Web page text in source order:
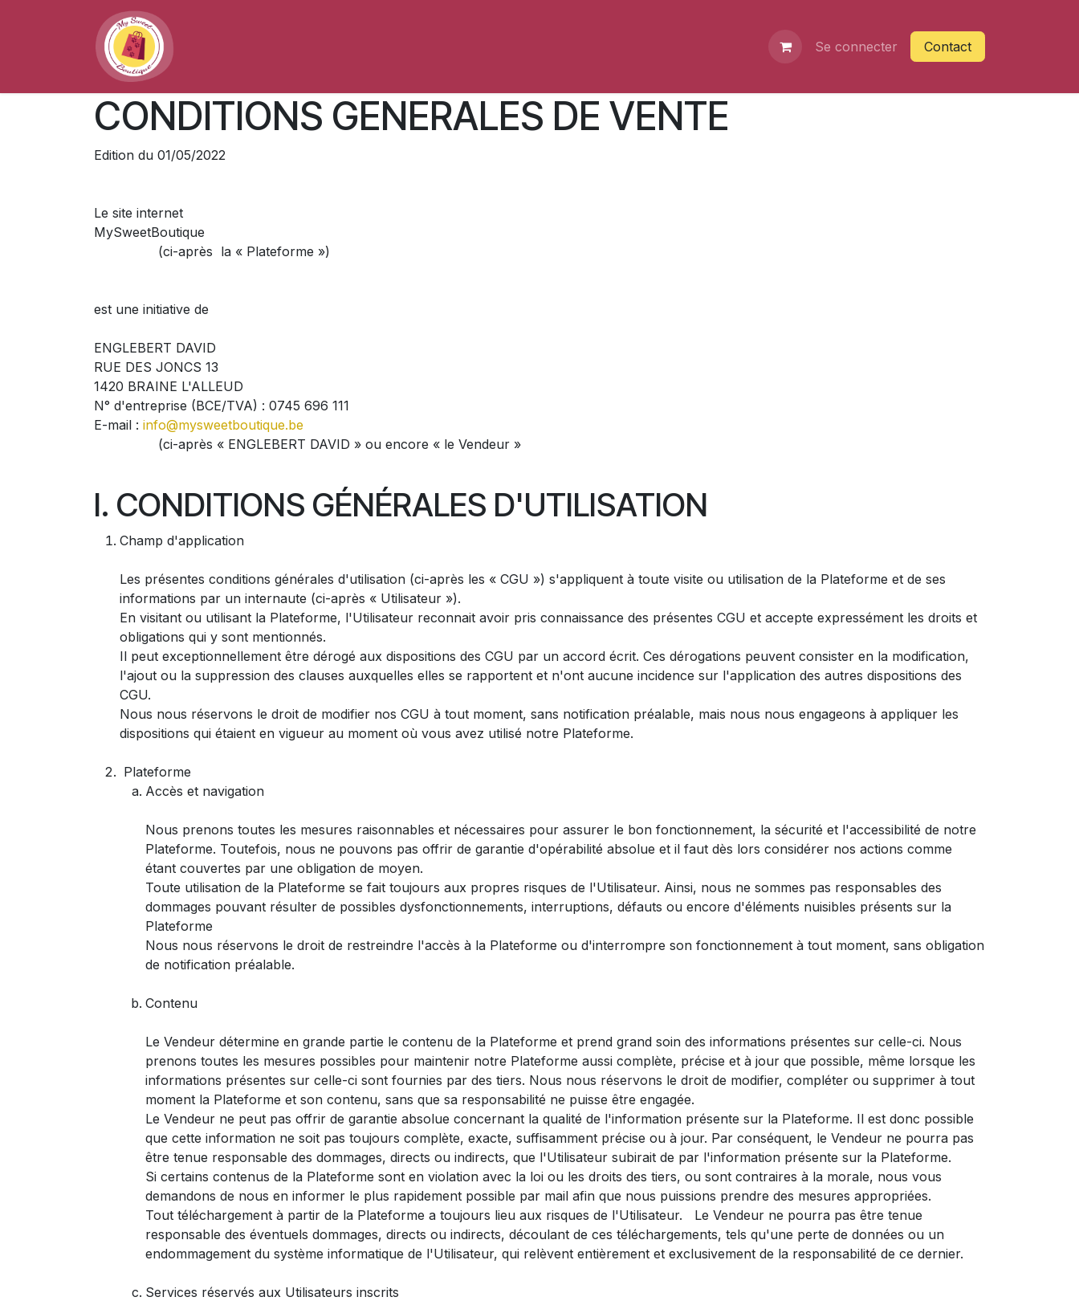
Se rendre au contenu
Se connecter Contact
CONDITIONS GENERALES DE VENTE
Edition du 01/05/2022
Le site internet
MySweetBoutique
(ci-après la « Plateforme »)
est une initiative de
ENGLEBERT DAVID
RUE DES JONCS 13
1420 BRAINE L'ALLEUD
N° d'entreprise (BCE/TVA) : 0745 696 111
E-mail : info@mysweetboutique.be
(ci-après « ENGLEBERT DAVID » ou encore « le Vendeur »
I. CONDITIONS GÉNÉRALES D'UTILISATION
Champ d'application
Les présentes conditions générales d'utilisation (ci-après les « CGU ») s'appliquent à toute visite ou utilisation de la Plateforme et de ses
informations par un internaute (ci-après « Utilisateur »).
En visitant ou utilisant la Plateforme, l'Utilisateur reconnait avoir pris connaissance des présentes CGU et accepte expressément les droits et
obligations qui y sont mentionnés.
Il peut exceptionnellement être dérogé aux dispositions des CGU par un accord écrit. Ces dérogations peuvent consister en la modification,
l'ajout ou la suppression des clauses auxquelles elles se rapportent et n'ont aucune incidence sur l'application des autres dispositions des
CGU.
Nous nous réservons le droit de modifier nos CGU à tout moment, sans notification préalable, mais nous nous engageons à appliquer les
dispositions qui étaient en vigueur au moment où vous avez utilisé notre Plateforme.
Plateforme
Accès et navigation
Nous prenons toutes les mesures raisonnables et nécessaires pour assurer le bon fonctionnement, la sécurité et l'accessibilité de notre
Plateforme. Toutefois, nous ne pouvons pas offrir de garantie d'opérabilité absolue et il faut dès lors considérer nos actions comme
étant couvertes par une obligation de moyen.
Toute utilisation de la Plateforme se fait toujours aux propres risques de l'Utilisateur. Ainsi, nous ne sommes pas responsables des
dommages pouvant résulter de possibles dysfonctionnements, interruptions, défauts ou encore d'éléments nuisibles présents sur la
Plateforme
Nous nous réservons le droit de restreindre l'accès à la Plateforme ou d'interrompre son fonctionnement à tout moment, sans obligation
de notification préalable.
Contenu
Le Vendeur détermine en grande partie le contenu de la Plateforme et prend grand soin des informations présentes sur celle-ci. Nous
prenons toutes les mesures possibles pour maintenir notre Plateforme aussi complète, précise et à jour que possible, même lorsque les
informations présentes sur celle-ci sont fournies par des tiers. Nous nous réservons le droit de modifier, compléter ou supprimer à tout
moment la Plateforme et son contenu, sans que sa responsabilité ne puisse être engagée.
Le Vendeur ne peut pas offrir de garantie absolue concernant la qualité de l'information présente sur la Plateforme. Il est donc possible
que cette information ne soit pas toujours complète, exacte, suffisamment précise ou à jour. Par conséquent, le Vendeur ne pourra pas
être tenue responsable des dommages, directs ou indirects, que l'Utilisateur subirait de par l'information présente sur la Plateforme.
Si certains contenus de la Plateforme sont en violation avec la loi ou les droits des tiers, ou sont contraires à la morale, nous vous
demandons de nous en informer le plus rapidement possible par mail afin que nous puissions prendre des mesures appropriées.
Tout téléchargement à partir de la Plateforme a toujours lieu aux risques de l'Utilisateur. Le Vendeur ne pourra pas être tenue
responsable des éventuels dommages, directs ou indirects, découlant de ces téléchargements, tels qu'une perte de données ou un
endommagement du système informatique de l'Utilisateur, qui relèvent entièrement et exclusivement de la responsabilité de ce dernier.
Services réservés aux Utilisateurs inscrits